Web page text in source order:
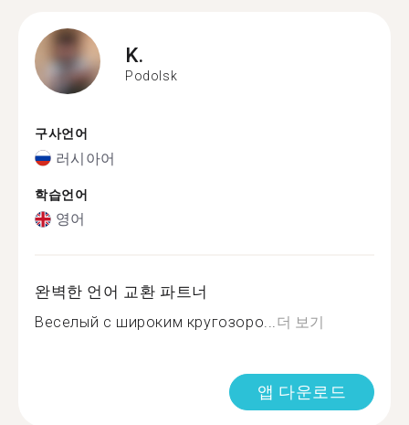
K.
Podolsk
구사언어
러시아어
학습언어
영어
완벽한 언어 교환 파트너
Веселый с широким кругозоро...더 보기
앱 다운로드